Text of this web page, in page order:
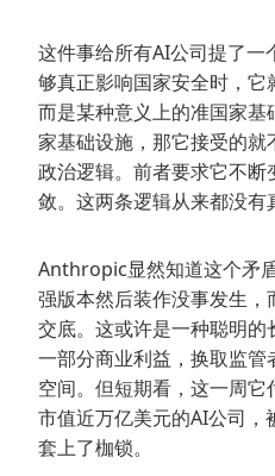
这件事给所有AI公司提了
够真正影响国家安全时，它
而是某种意义上的准国家
家基础设施，那它接受的
政治逻辑。前者要求它不
敛。这两条逻辑从来都没有
Anthropic显然知道这个矛
强版本然后装作没事发生
交底。这或许是一种聪明
一部分商业利益，换取监
空间。但短期看，这一周
市值近万亿美元的AI公司，
套上了枷锁。